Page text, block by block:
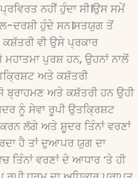
ਨਹੀਂ ਹੁੰਦਾ ਸੀ।ਉਸ ਸਮੇਂ
ਦਰਸ਼ੀ ਹੁੰਦੇ ਸਨ।ਸਤਯੁਗ ਤੋਂ
ਵੀ ਉਸੇ ਪ੍ਰਕਾਰ
ਪੁਰਸ਼ ਹਨ, ਉਹਨਾਂ ਨਾਲੋਂ
ਅਤੇ ਕਸ਼ੱਤਰੀ
ਬ੍ਰਾਹਮਣ ਅਤੇ ਕਸ਼ੱਤਰੀ ਹਨ ਉਹੀ
ਨੂੰ ਸੇਵਾ ਰੂਪੀ ਉਤਕਿ੍ਰਸ਼ਟ
ਲੱਗੇ ਅਤੇ ਸ਼ੂਦਰ ਤਿੰਨਾਂ ਵਰਣਾਂ
ਹੈ ਤਾਂ ਦੁਆਪਰ ਯੁਗ ਦਾ
ਤਿੰਨਾਂ ਵਰਣਾਂ ਦੇ ਆਧਾਰ ’ਤੇ ਹੀ